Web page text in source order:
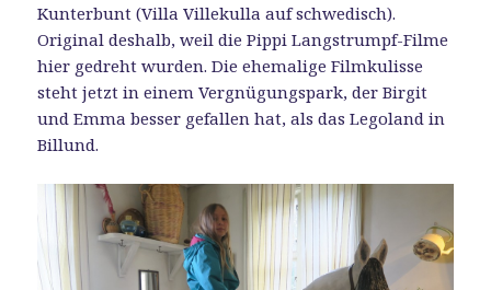
Kunterbunt (Villa Villekulla auf schwedisch).
Original deshalb, weil die Pippi Langstrumpf-Filme
hier gedreht wurden. Die ehemalige Filmkulisse
steht jetzt in einem Vergnügungspark, der Birgit
und Emma besser gefallen hat, als das Legoland in
Billund.